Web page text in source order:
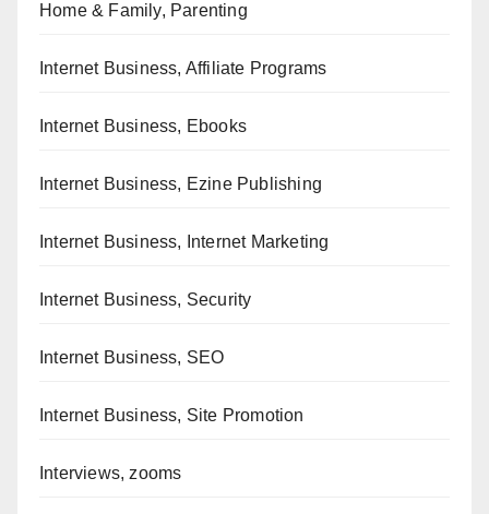
Home & Family, Parenting
Internet Business, Affiliate Programs
Internet Business, Ebooks
Internet Business, Ezine Publishing
Internet Business, Internet Marketing
Internet Business, Security
Internet Business, SEO
Internet Business, Site Promotion
Interviews, zooms